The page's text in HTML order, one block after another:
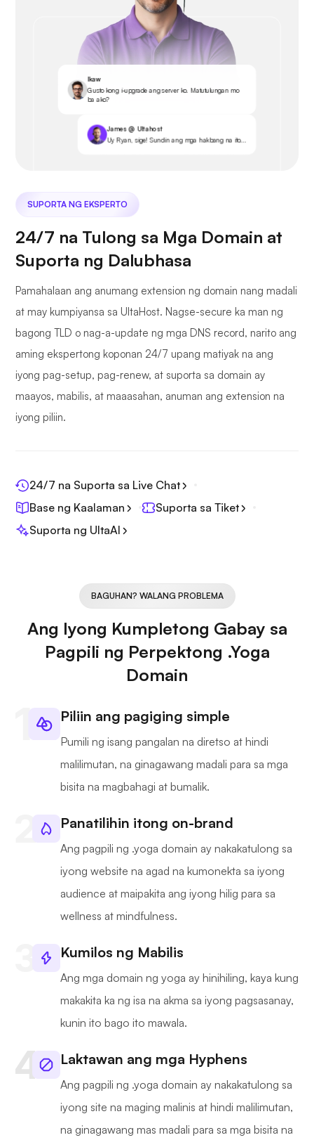
Ikaw
Gusto kong i-upgrade ang server ko. Matutulungan mo
ba ako?
James @ Ultahost
Uy Ryan, sige! Sundin ang mga hakbang na ito...
SUPORTA NG EKSPERTO
24/7 na Tulong sa Mga Domain at
Suporta ng Dalubhasa
Pamahalaan ang anumang extension ng domain nang madali
at may kumpiyansa sa UltaHost. Nagse-secure ka man ng
bagong TLD o nag-a-update ng mga DNS record, narito ang
aming ekspertong koponan 24/7 upang matiyak na ang
iyong pag-setup, pag-renew, at suporta sa domain ay
maayos, mabilis, at maaasahan, anuman ang extension na
iyong piliin.
24/7 na Suporta sa Live Chat
Base ng Kaalaman
Suporta sa Tiket
Suporta ng UltaAI
BAGUHAN? WALANG PROBLEMA
Ang Iyong Kumpletong Gabay sa
Pagpili ng Perpektong .Yoga
Domain
Piliin ang pagiging simple
Pumili ng isang pangalan na diretso at hindi
malilimutan, na ginagawang madali para sa mga
bisita na magbahagi at bumalik.
Panatilihin itong on-brand
Ang pagpili ng .yoga domain ay nakakatulong sa
iyong website na agad na kumonekta sa iyong
audience at maipakita ang iyong hilig para sa
wellness at mindfulness.
Kumilos ng Mabilis
Ang mga domain ng yoga ay hinihiling, kaya kung
makakita ka ng isa na akma sa iyong pagsasanay,
kunin ito bago ito mawala.
Laktawan ang mga Hyphens
Ang pagpili ng .yoga domain ay nakakatulong sa
iyong site na maging malinis at hindi malilimutan,
na ginagawang mas madali para sa mga bisita na